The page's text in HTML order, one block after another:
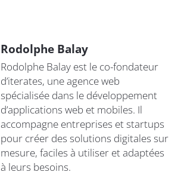
Rodolphe Balay
Rodolphe Balay est le co-fondateur
d’iterates, une agence web
spécialisée dans le développement
d’applications web et mobiles. Il
accompagne entreprises et startups
pour créer des solutions digitales sur
mesure, faciles à utiliser et adaptées
à leurs besoins.